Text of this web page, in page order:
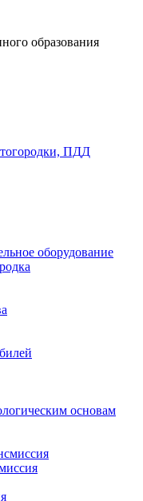
образования
ПДД
оборудование
основам